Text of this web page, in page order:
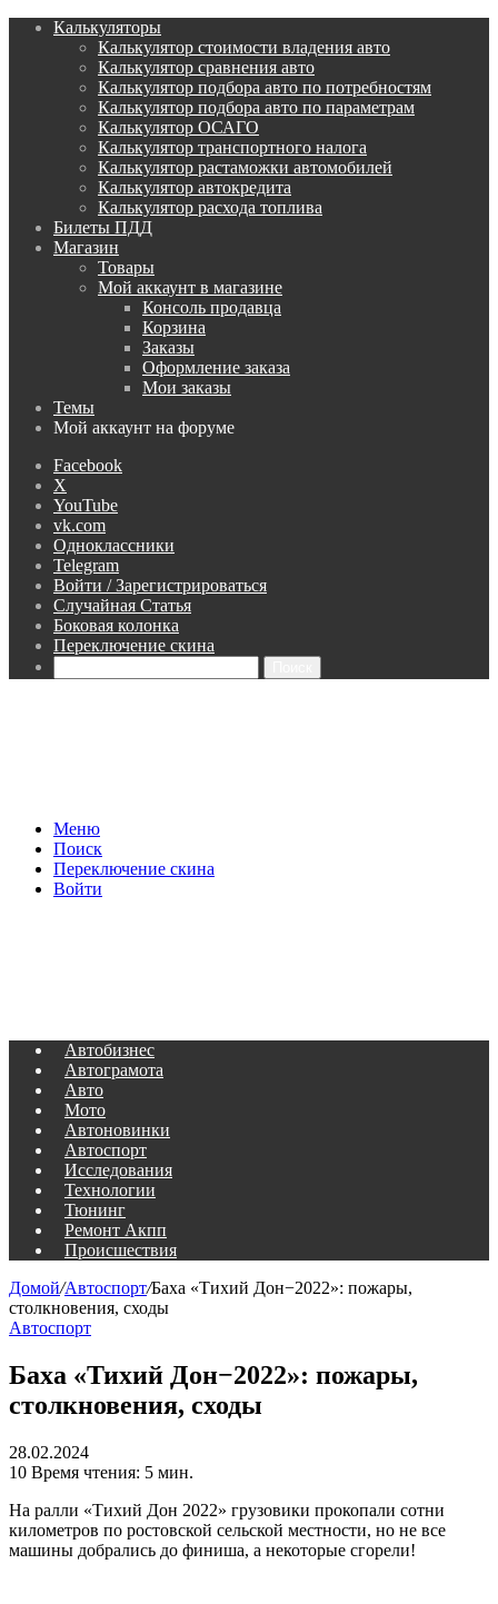
Калькуляторы
Калькулятор стоимости владения авто
Калькулятор сравнения авто
Калькулятор подбора авто по потребностям
Калькулятор подбора авто по параметрам
Калькулятор ОСАГО
Калькулятор транспортного налога
Калькулятор растаможки автомобилей
Калькулятор автокредита
Калькулятор расхода топлива
Билеты ПДД
Магазин
Товары
Мой аккаунт в магазине
Консоль продавца
Корзина
Заказы
Оформление заказа
Мои заказы
Темы
Мой аккаунт на форуме
Facebook
X
YouTube
vk.com
Одноклассники
Telegram
Войти / Зарегистрироваться
Случайная Статья
Боковая колонка
Переключение скина
Меню
Поиск
Переключение скина
Войти
Автобизнес
Автограмота
Авто
Мото
Автоновинки
Автоспорт
Исследования
Технологии
Тюнинг
Ремонт Акпп
Происшествия
Домой/Автоспорт/Баха «Тихий Дон−2022»: пожары,
столкновения, сходы
Автоспорт
Баха «Тихий Дон−2022»: пожары,
столкновения, сходы
28.02.2024
10 Время чтения: 5 мин.
На ралли «Тихий Дон 2022» грузовики прокопали сотни
километров по ростовской сельской местности, но не все
машины добрались до финиша, а некоторые сгорели!